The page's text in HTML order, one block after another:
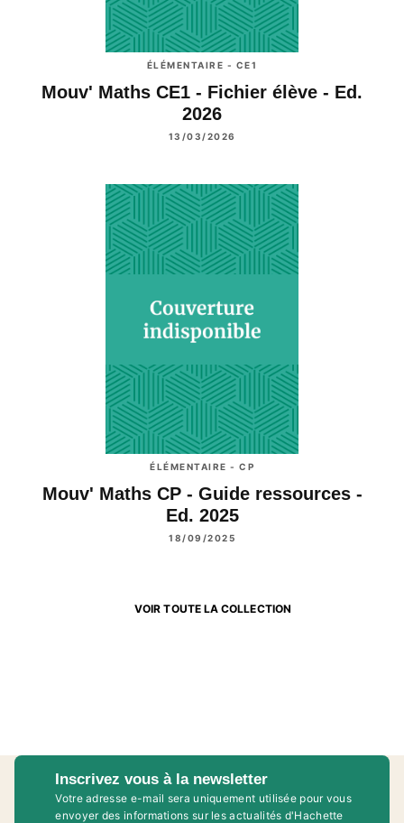
ÉLÉMENTAIRE - CE1
Mouv' Maths CE1 - Fichier élève - Ed.
2026
13/03/2026
ÉLÉMENTAIRE - CP
Mouv' Maths CP - Guide ressources -
Ed. 2025
18/09/2025
VOIR TOUTE LA COLLECTION
Inscrivez vous à la newsletter
Votre adresse e-mail sera uniquement utilisée pour vous
envoyer des informations sur les actualités d'Hachette